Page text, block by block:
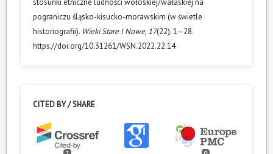
stosunki etniczne ludności wołoskiej/wałaskiej na
pograniczu śląsko-kisucko-morawskim (w świetle
historiografii). Wieki Stare I Nowe, 17(22), 1–28.
https://doi.org/10.31261/WSN.2022.22.14
CITED BY / SHARE